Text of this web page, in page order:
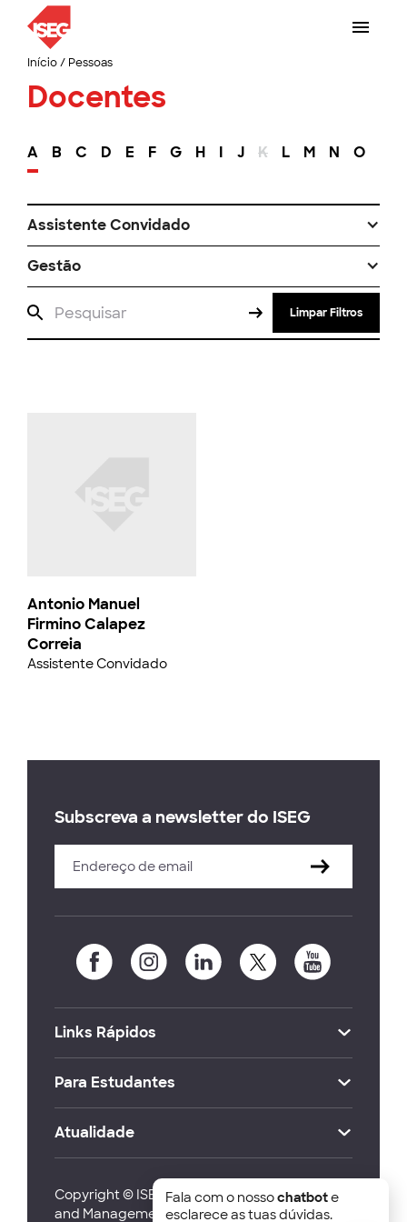
Início/ Pessoas
Docentes
A B C D E F G H I J K L M N O
Assistente Convidado
Gestão
Limpar Filtros
Antonio Manuel
Firmino Calapez
Correia
Assistente Convidado
Subscreva a newsletter do ISEG
Links Rápidos
Para Estudantes
Atualidade
Copyright © ISEG Lisbon School of Economics
and Management 2026
Fala com o nossochatbote
esclarece as tuas dúvidas.